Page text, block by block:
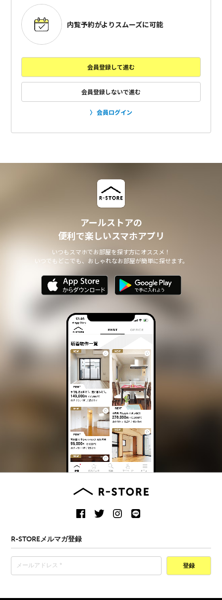
内覧予約がよりスムーズに可能
会員登録して進む
会員登録しないで進む
会員ログイン
アールストアの
便利で楽しいスマホアプリ
いつもスマホでお部屋を探す方にオススメ！
いつでもどこでも、おしゃれなお部屋が簡単に探せます。
R-STOREメルマガ登録
登録